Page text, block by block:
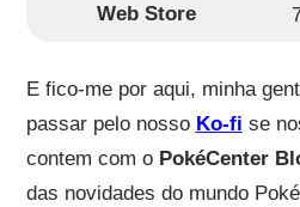
Web Store
E fico-me por aqui, minha
passar pelo nosso Ko-fi se
contem com o PokéCenter
das novidades do mundo